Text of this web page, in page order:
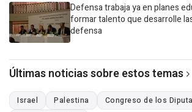
Defensa trabaja ya en planes
formar talento que desarrolle
defensa
Últimas noticias sobre estos temas
Israel Palestina
Congreso de los